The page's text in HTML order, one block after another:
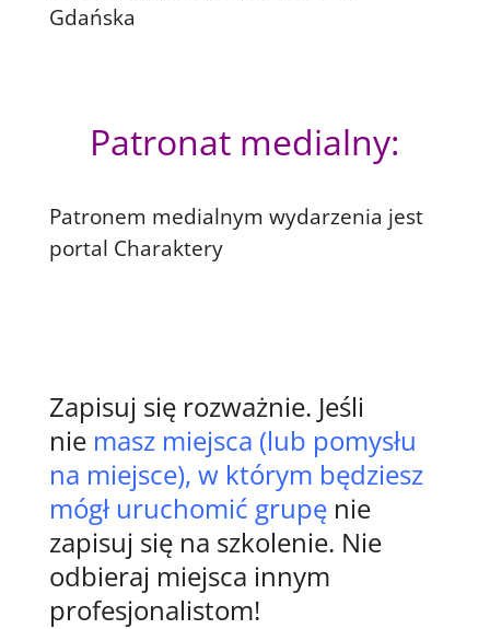
Gdańska
Patronat medialny:
Patronem medialnym wydarzenia jest
portal Charaktery
Zapisuj się rozważnie. Jeśli
nie masz miejsca (lub pomysłu
na miejsce), w którym będziesz
mógł uruchomić grupęnie
zapisuj się na szkolenie. Nie
odbieraj miejsca innym
profesjonalistom!